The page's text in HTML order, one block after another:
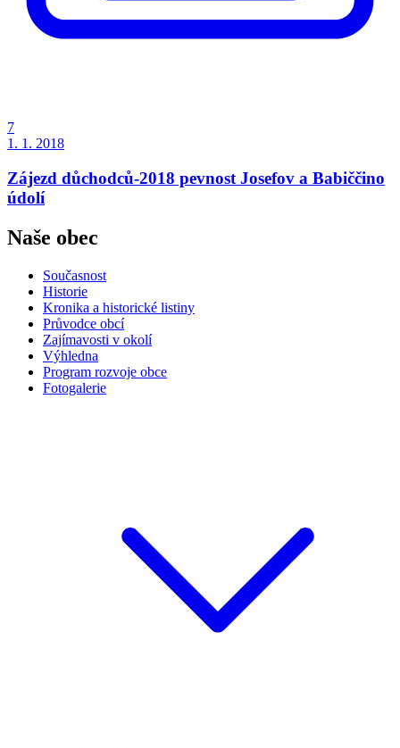
7
1. 1. 2018
Zájezd důchodců-2018 pevnost Josefov a Babiččino
údolí
Naše obec
Současnost
Historie
Kronika a historické listiny
Průvodce obcí
Zajímavosti v okolí
Výhledna
Program rozvoje obce
Fotogalerie